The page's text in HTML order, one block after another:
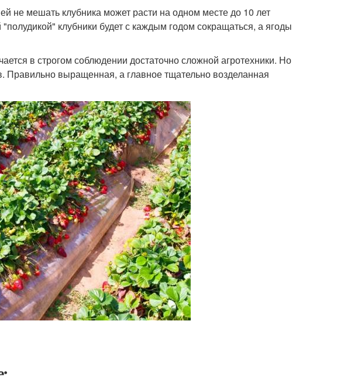
не мешать клубника может расти на одном месте до 10 лет
клубники будет с каждым годом сокращаться, а ягоды
в строгом соблюдении достаточно сложной агротехники. Но
Правильно выращенная, а главное тщательно возделанная